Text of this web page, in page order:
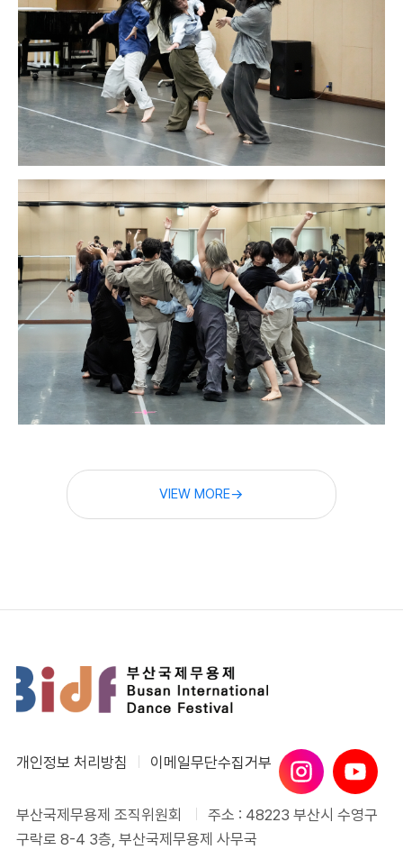
VIEW MORE
개인정보 처리방침 이메일무단수집거부
부산국제무용제 조직위원회
주소 : 48223 부산시 수영구
구락로 8-4 3층, 부산국제무용제 사무국